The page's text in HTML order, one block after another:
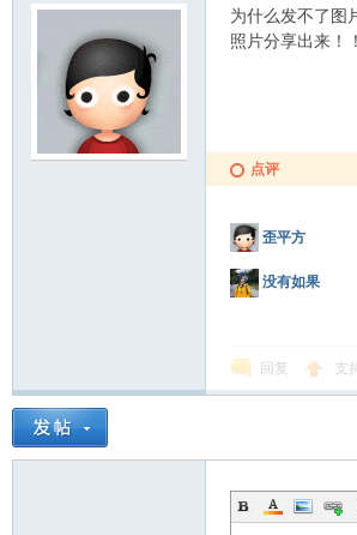
为什么发不了图
照片分享出来！
点评
歪平方
没有如果
回复 支